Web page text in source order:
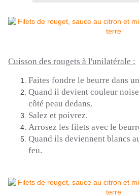
Cuisson des rougets à l'unilatérale :
Faites fondre le beurre dans
Quand il devient couleur
côté peau dedans.
Salez et poivrez.
Arrosez les filets avec le
Quand ils deviennent blancs
feu.